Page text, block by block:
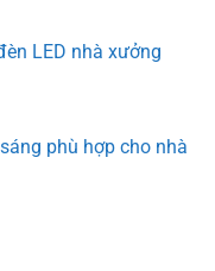
LED nhà xưởng
phù hợp cho nhà